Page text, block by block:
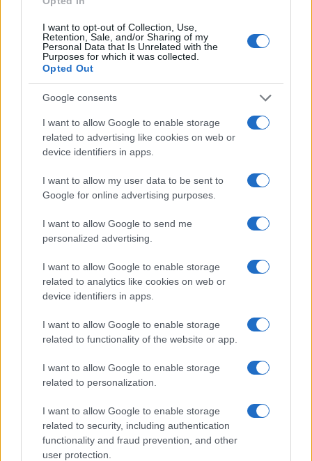
I want to opt-out of Collection, Use,
Retention, Sale, and/or Sharing of my
Personal Data that Is Unrelated with the
Purposes for which it was collected.
Opted Out
Google consents
I want to allow Google to enable storage
related to advertising like cookies on web or
device identifiers in apps.
I want to allow my user data to be sent to
Google for online advertising purposes.
I want to allow Google to send me
personalized advertising.
I want to allow Google to enable storage
related to analytics like cookies on web or
device identifiers in apps.
I want to allow Google to enable storage
related to functionality of the website or app.
I want to allow Google to enable storage
related to personalization.
I want to allow Google to enable storage
related to security, including authentication
functionality and fraud prevention, and other
user protection.
μακαρόνια όπως παλιά!
(video)
ΠΑΡΟΜΟΙΑ ΑΡΘΡΑ ΠΕΡΙΣΣΟΤΕΡΑ ΑΠΟ ΤΟΝ ΔΗΜΙΟΥΡΓΟ
Εύκολες ιδέες για αρχάριους:
εκλεκτικό στιλ με γήινες
Ταψί γλυκό με βανίλια και τραγανή
Ιδέες για διακόσμηση σπιτιού που
κάνουν τον χώρο πιο όμορφο και πιο
«δικό σας»